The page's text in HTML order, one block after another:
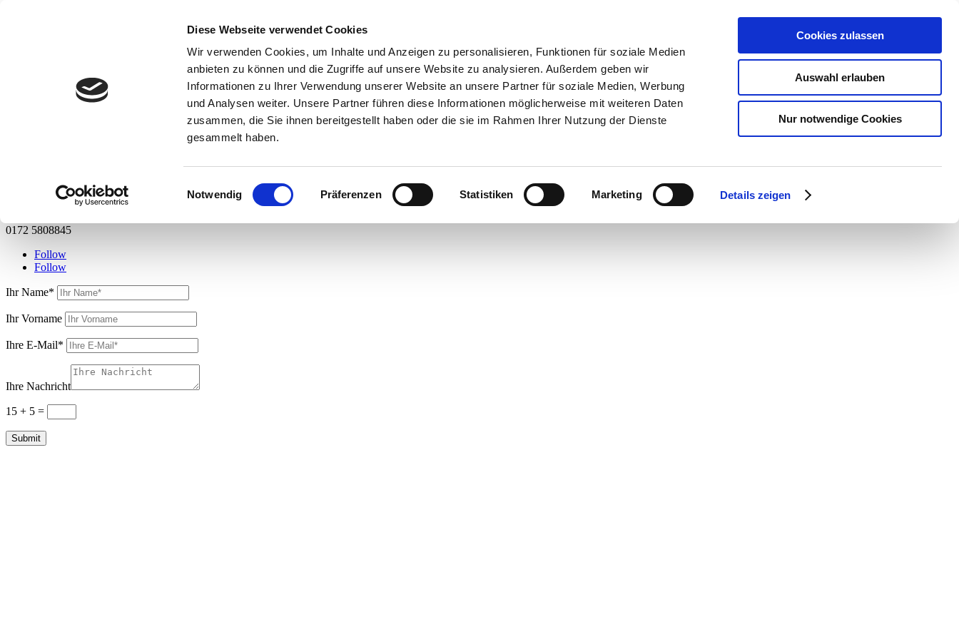
Diese Webseite verwendet Cookies
Wir verwenden Cookies, um Inhalte und Anzeigen zu personalisieren, Funktionen für soziale Medien
anbieten zu können und die Zugriffe auf unsere Website zu analysieren. Außerdem geben wir
Informationen zu Ihrer Verwendung unserer Website an unsere Partner für soziale Medien, Werbung
und Analysen weiter. Unsere Partner führen diese Informationen möglicherweise mit weiteren Daten
zusammen, die Sie ihnen bereitgestellt haben oder die sie im Rahmen Ihrer Nutzung der Dienste
gesammelt haben.
Einwilligungsauswahl
Notwendig Präferenzen Statistiken Marketing Details zeigen
Cookies zulassen
Auswahl erlauben
Nur notwendige Cookies
KONTAKTIEREN SIE UNS
Laprint Gladbeck Textildruck & Stickerei Berufsbekleidung
0172 5808845
Follow
Follow
Ihr Name*
Ihr Vorname
Ihre E-Mail*
Ihre Nachricht
15 + 5 =
Submit